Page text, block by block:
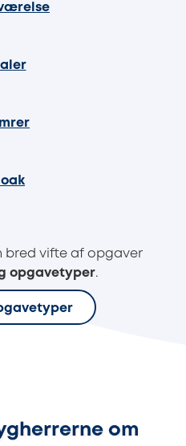
bred vifte af opgaver
opgavetyper.
om